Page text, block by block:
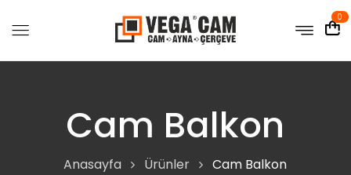
0
Cam Balkon
Anasayfa Ürünler Cam Balkon